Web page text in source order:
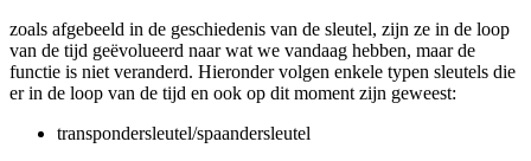
zoals afgebeeld in de geschiedenis van de sleutel, zijn ze in de loop
van de tijd geëvolueerd naar wat we vandaag hebben, maar de
functie is niet veranderd. Hieronder volgen enkele typen sleutels die
er in de loop van de tijd en ook op dit moment zijn geweest:
transpondersleutel/spaandersleutel